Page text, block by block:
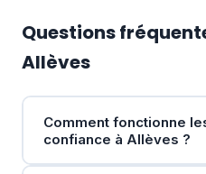
Questions
Allèves
Comment fonctionne
confiance à Allèves ?